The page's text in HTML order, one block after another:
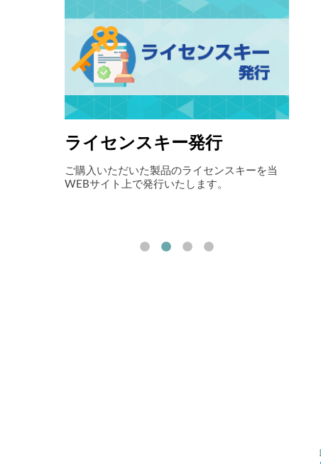
ライセンスキー発行
ご購入いただいた製品のライセンスキーを当
WEBサイト上で発行いたします。
自
最先
ョン
ート
削減